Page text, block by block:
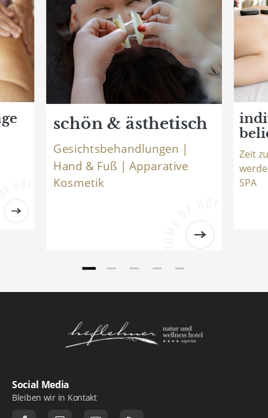
schön & ästhetisch
Gesichtsbehandlungen |
Hand & Fuß | Apparative
Kosmetik
Zeit
SPA
Logo Natur- und Wellnesshotel Höflehner
Social Media
Bleiben wir in Kontakt